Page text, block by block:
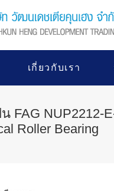
เกี่ยวกับเรา
FAG NUP2212-
Roller Bearing